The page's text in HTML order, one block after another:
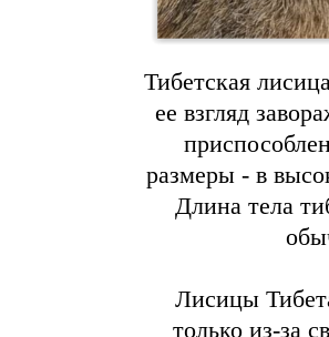
Тибетская
ее взгляд
размеры - в
Длина тела
Лисицы
только из-за